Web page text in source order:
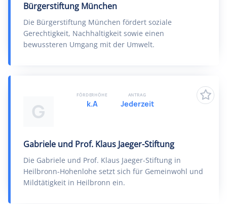
Bürgerstiftung München
Die Bürgerstiftung München fördert soziale
Gerechtigkeit, Nachhaltigkeit sowie einen
bewussteren Umgang mit der Umwelt.
G
Gabriele und Prof. Klaus Jaeger-Stiftung
Die Gabriele und Prof. Klaus Jaeger-Stiftung in
Heilbronn-Hohenlohe setzt sich für Gemeinwohl und
Mildtätigkeit in Heilbronn ein.
FÖRDERHÖHE
k.A
ANTRAG
Jederzeit